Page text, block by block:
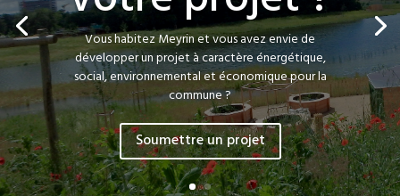
Vous habitez Meyrin et vous avez envie de
développer un projet à caractère énergétique,
social, environnemental et économique pour la
commune ?
Soumettre un projet